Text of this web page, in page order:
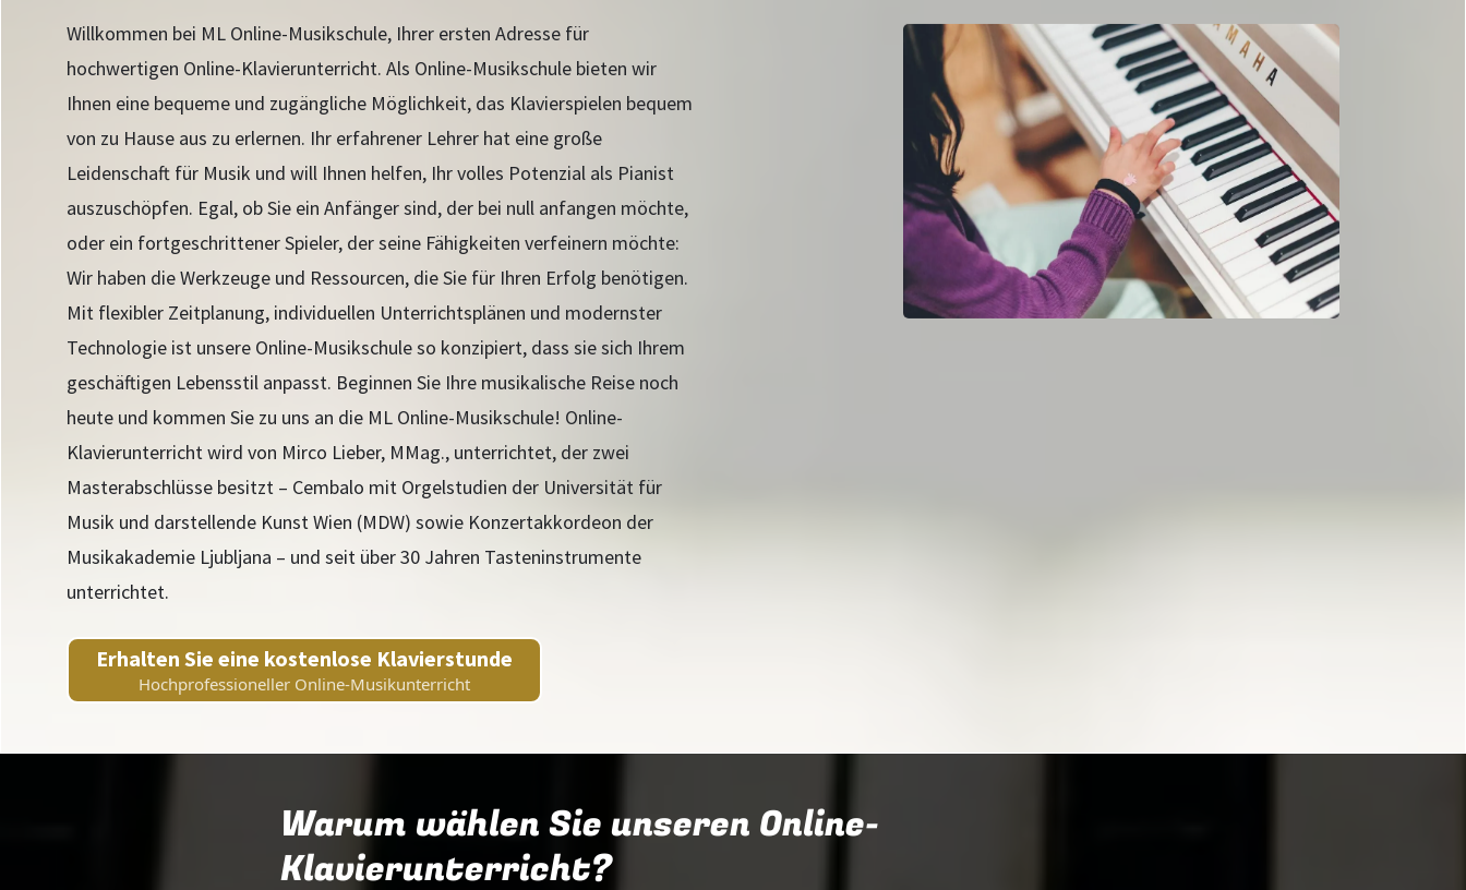
Willkommen bei ML Online-Musikschule, Ihrer ersten Adresse für
hochwertigen Online-Klavierunterricht. Als Online-Musikschule bieten wir
Ihnen eine bequeme und zugängliche Möglichkeit, das Klavierspielen bequem
von zu Hause aus zu erlernen. Ihr erfahrener Lehrer hat eine große
Leidenschaft für Musik und will Ihnen helfen, Ihr volles Potenzial als Pianist
auszuschöpfen. Egal, ob Sie ein Anfänger sind, der bei null anfangen möchte,
oder ein fortgeschrittener Spieler, der seine Fähigkeiten verfeinern möchte:
Wir haben die Werkzeuge und Ressourcen, die Sie für Ihren Erfolg benötigen.
Mit flexibler Zeitplanung, individuellen Unterrichtsplänen und modernster
Technologie ist unsere Online-Musikschule so konzipiert, dass sie sich Ihrem
geschäftigen Lebensstil anpasst. Beginnen Sie Ihre musikalische Reise noch
heute und kommen Sie zu uns an die ML Online-Musikschule! Online-
Klavierunterricht wird von Mirco Lieber, MMag., unterrichtet, der zwei
Masterabschlüsse besitzt – Cembalo mit Orgelstudien der Universität für
Musik und darstellende Kunst Wien (MDW) sowie Konzertakkordeon der
Musikakademie Ljubljana – und seit über 30 Jahren Tasteninstrumente
unterrichtet.
Erhalten Sie eine kostenlose Klavierstunde
Hochprofessioneller Online-Musikunterricht
Warum wählen Sie unseren Online-
Klavierunterricht?